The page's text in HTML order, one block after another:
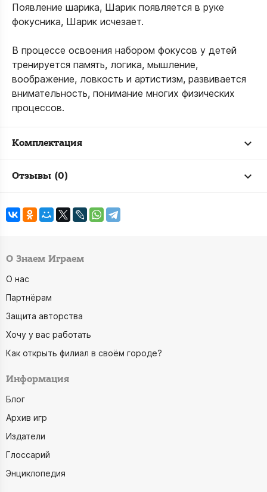
Появление шарика, Шарик появляется в руке
фокусника, Шарик исчезает.
В процессе освоения набором фокусов у детей
тренируется память, логика, мышление,
воображение, ловкость и артистизм, развивается
внимательность, понимание многих физических
процессов.
Комплектация
Отзывы (0)
О Знаем Играем
О нас
Партнёрам
Защита авторства
Хочу у вас работать
Как открыть филиал в своём городе?
Информация
Блог
Архив игр
Издатели
Глоссарий
Энциклопедия